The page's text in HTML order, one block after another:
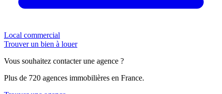
Local commercial
Trouver un bien à louer
Vous souhaitez contacter une agence ?
Plus de 720 agences immobilières en France.